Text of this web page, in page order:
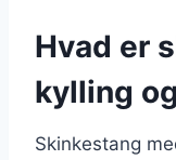
Hvad er
kylling
Skinkestang